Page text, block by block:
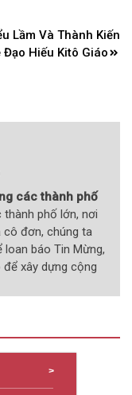
Lầm Và Thành Kiến
Đạo Hiếu Kitô Giáo
các thành phố
thành phố lớn, nơi
đơn, chúng ta
báo Tin Mừng,
xây dựng cộng